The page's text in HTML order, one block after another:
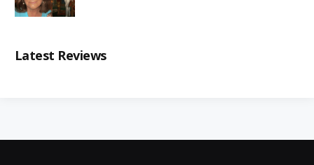
Latest Reviews